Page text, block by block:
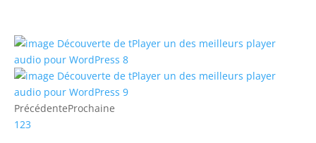
PrécédenteProchaine
123